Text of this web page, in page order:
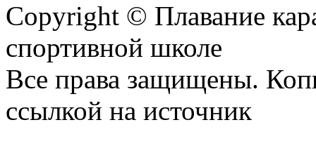
Copyright © Плавание
спортивной школе
Все права защищены.
ссылкой на источник